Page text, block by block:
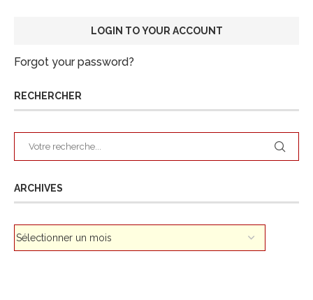
Forgot your password?
RECHERCHER
ARCHIVES